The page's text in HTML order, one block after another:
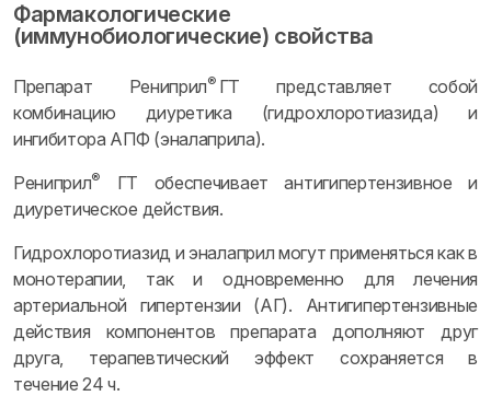
Фармакологические
(иммунобиологические) свойства
Препарат Рениприл® ГТ представляет собой
комбинацию диуретика (гидрохлоротиазида) и
ингибитора АПФ (эналаприла).
Рениприл®
ГТ обеспечивает антигипертензивное и
диуретическое действия.
Гидрохлоротиазид и эналаприл могут применяться как в
монотерапии, так и одновременно для лечения
артериальной гипертензии (АГ). Антигипертензивные
действия компонентов препарата дополняют друг
друга, терапевтический эффект сохраняется в
течение 24 ч.